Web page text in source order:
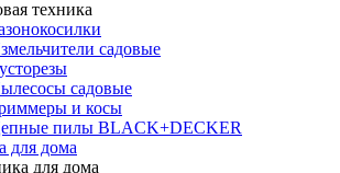
техника
садовые
садовые
и косы
пилы BLACK+DECKER
для дома
для дома